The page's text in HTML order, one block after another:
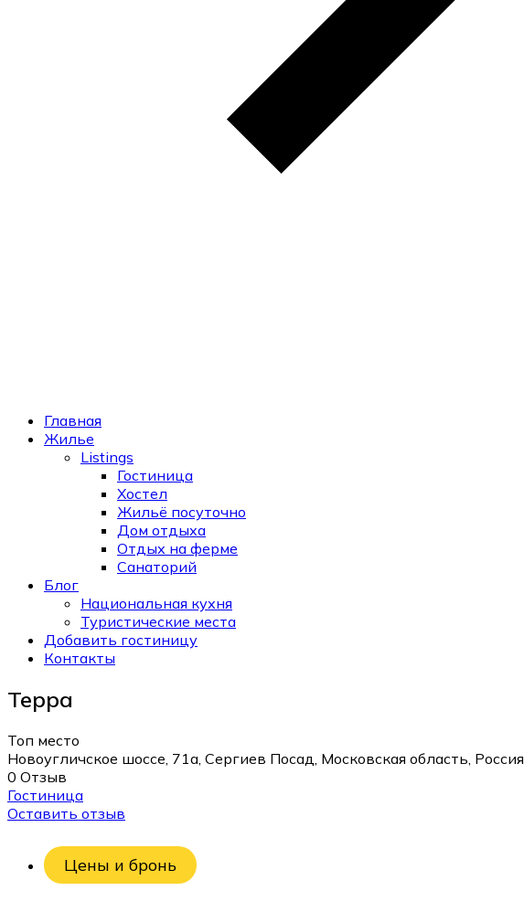
Главная
Жилье
Listings
Гостиница
Хостел
Жильё посуточно
Дом отдыха
Отдых на ферме
Санаторий
Блог
Национальная кухня
Туристические места
Добавить гостиницу
Контакты
Терра
Топ место
Новоугличское шоссе, 71а, Сергиев Посад, Московская область, Россия
0 Отзыв
Гостиница
Оставить отзыв
Цены и бронь